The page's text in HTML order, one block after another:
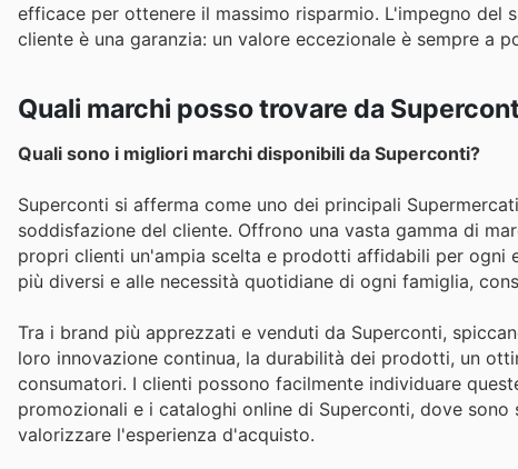
efficace per ottenere il massimo risparmio. L'impegno del
cliente è una garanzia: un valore eccezionale è sempre a
Quali marchi posso trovare da
Quali sono i migliori marchi disponibili da Superconti?
Superconti si afferma come uno dei principali
soddisfazione del cliente. Offrono una vasta gamma di
propri clienti un'ampia scelta e prodotti affidabili per ogni
più diversi e alle necessità quotidiane di ogni famiglia,
Tra i brand più apprezzati e venduti da Superconti,
loro innovazione continua, la durabilità dei prodotti, un
consumatori. I clienti possono facilmente individuare
promozionali e i cataloghi online di Superconti, dove
valorizzare l'esperienza d'acquisto.